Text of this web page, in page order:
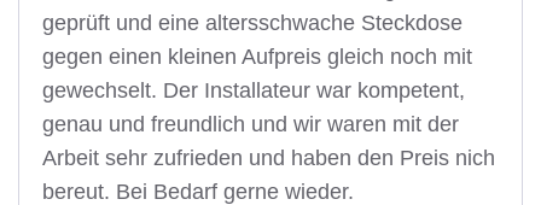
geprüft und eine altersschwache Steckdose
gegen einen kleinen Aufpreis gleich noch mit
gewechselt. Der Installateur war kompetent,
genau und freundlich und wir waren mit der
Arbeit sehr zufrieden und haben den Preis nich
bereut. Bei Bedarf gerne wieder.